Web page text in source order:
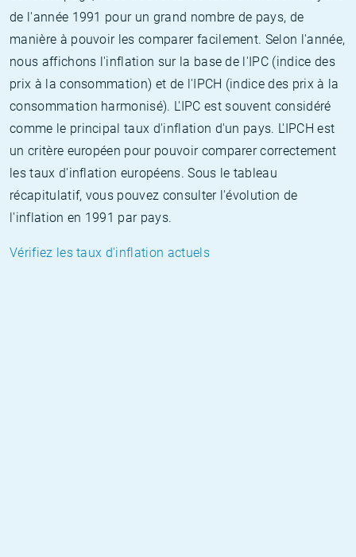
de l'année 1991 pour un grand nombre de pays, de
manière à pouvoir les comparer facilement. Selon l'année,
nous affichons l'inflation sur la base de l'IPC (indice des
prix à la consommation) et de l'IPCH (indice des prix à la
consommation harmonisé). L'IPC est souvent considéré
comme le principal taux d'inflation d'un pays. L'IPCH est
un critère européen pour pouvoir comparer correctement
les taux d'inflation européens. Sous le tableau
récapitulatif, vous pouvez consulter l'évolution de
l'inflation en 1991 par pays.
Vérifiez les taux d'inflation actuels